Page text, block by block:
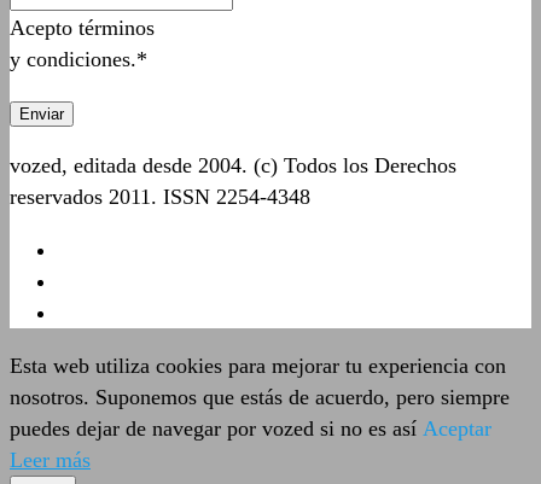
Acepto términos
y condiciones.*
vozed, editada desde 2004. (c) Todos los Derechos
reservados 2011. ISSN 2254-4348
Esta web utiliza cookies para mejorar tu experiencia con
nosotros. Suponemos que estás de acuerdo, pero siempre
puedes dejar de navegar por vozed si no es así Aceptar
Leer más